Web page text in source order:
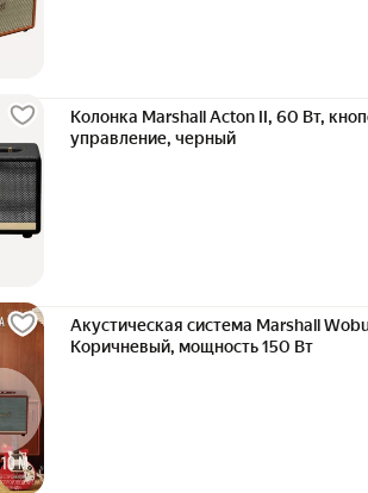
Колонка Marshall Acton II, 60 Вт,
управление, черный
Акустическая система Marshall
Коричневый, мощность 150 Вт